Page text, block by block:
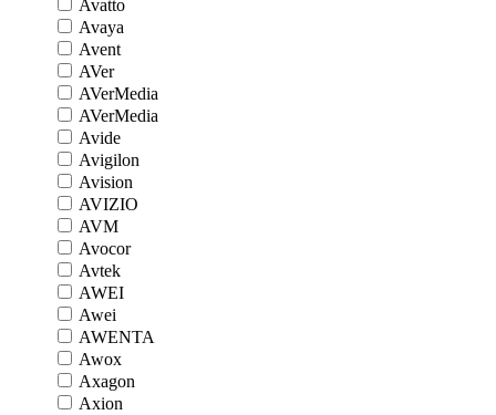
Avatto
Avaya
Avent
AVer
AVerMedia
AVerMedia
Avide
Avigilon
Avision
AVIZIO
AVM
Avocor
Avtek
AWEI
Awei
AWENTA
Awox
Axagon
Axion